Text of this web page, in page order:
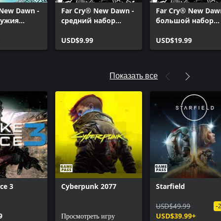
Dawn - набор Digital Deluxe
- 1911 Handgun with Prepper
- Aerial Force Outfit
Deluxe
пистолет-пулемет MP5K "Мощь
костюм "Вне закона"
набор "Забота"
костюм "Мощь Америки"
автомобиль "Мощь Америки"
- Hunting ATV with Big Game
Темное время
- Signature Van with Prepper Skin
пикап "Вне закона"
C
Dawn -
Far Cry® New Dawn -
средний набор
USD$9.99
Far Cry® New
большой набор
USD$19.99
Показать все
3 Cyberpunk 2077
Просмотреть игру
Starfield
USD$49.99
USD$39.99+
-